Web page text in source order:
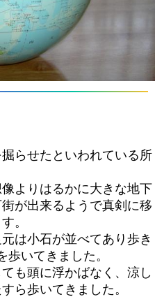
らせたといわれている所
よりはるかに大きな地下
が出来るようで真剣に移
。
は小石が並べてあり歩き
いてきました。
も頭に浮かばなく、涼し
ら歩いてきました。